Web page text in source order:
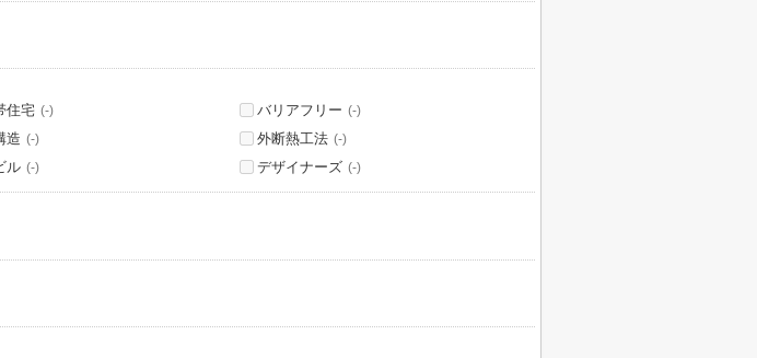
住宅 (-) バリアフリー (-)
造 (-) 外断熱工法 (-)
ル (-) デザイナーズ (-)